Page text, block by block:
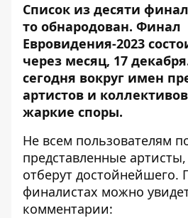
Список из десяти
то обнародован. Финал
Евровидения-2023
через месяц, 17
сегодня вокруг имен
артистов и
жаркие споры.
Не всем пользователям
представленные
отберут достойнейшего.
финалистах можно
комментарии: